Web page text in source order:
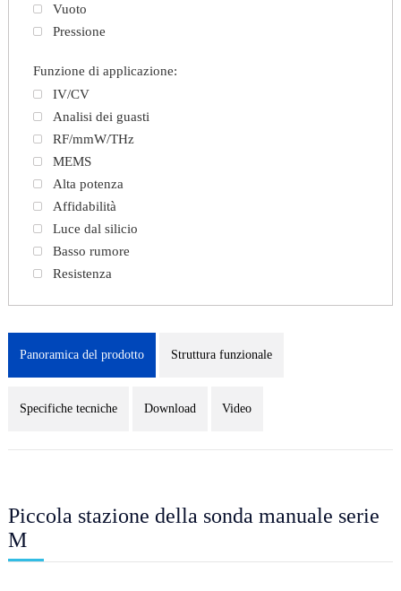
Vuoto
Pressione
Funzione di applicazione:
IV/CV
Analisi dei guasti
RF/mmW/THz
MEMS
Alta potenza
Affidabilità
Luce dal silicio
Basso rumore
Resistenza
Panoramica del prodotto Struttura funzionale
Specifiche tecniche Download Video
Piccola stazione della sonda manuale serie
M